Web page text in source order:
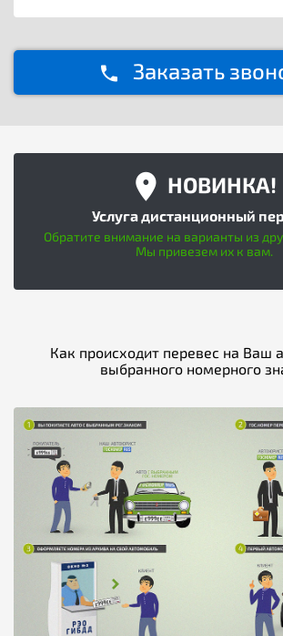
Заказать
НОВИНКА!
Услуга дистанционный
Обратите внимание на варианты из
Мы привезем их к вам.
Как происходит перевес на Ваш
выбранного номерного